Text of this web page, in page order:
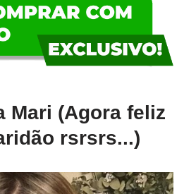
Mari (Agora feliz
rsrsrs...)